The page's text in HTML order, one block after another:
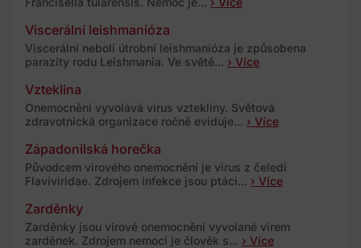
Viscerální leishmanióza
Viscerální neboli útrobní leishmanióza je způsobena
parazity rodu Leishmania. Ve světě... › Více
Vzteklina
Onemocnění vyvolává virus vztekliny. Světová
zdravotnická organizace ročně eviduje... › Více
Západonilská horečka
Původcem virového onemocnění je virus z čeledi
Flaviviridae. Zdrojem infekce jsou ptáci... › Více
Zarděnky
Zarděnky jsou virové onemocnění vyvolané virem
zarděnek. Zdrojem nemoci je člověk s... › Více